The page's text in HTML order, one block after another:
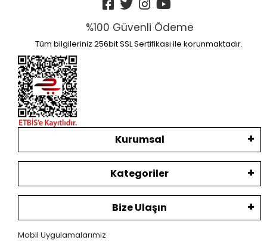
%100 Güvenli Ödeme
Tüm bilgileriniz 256bit SSL Sertifikası ile korunmaktadır.
Kurumsal
Kategoriler
Bize Ulaşın
Mobil Uygulamalarımız